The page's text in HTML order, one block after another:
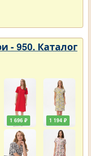
- 950. Каталог
1 696 ₽ 1 194 ₽